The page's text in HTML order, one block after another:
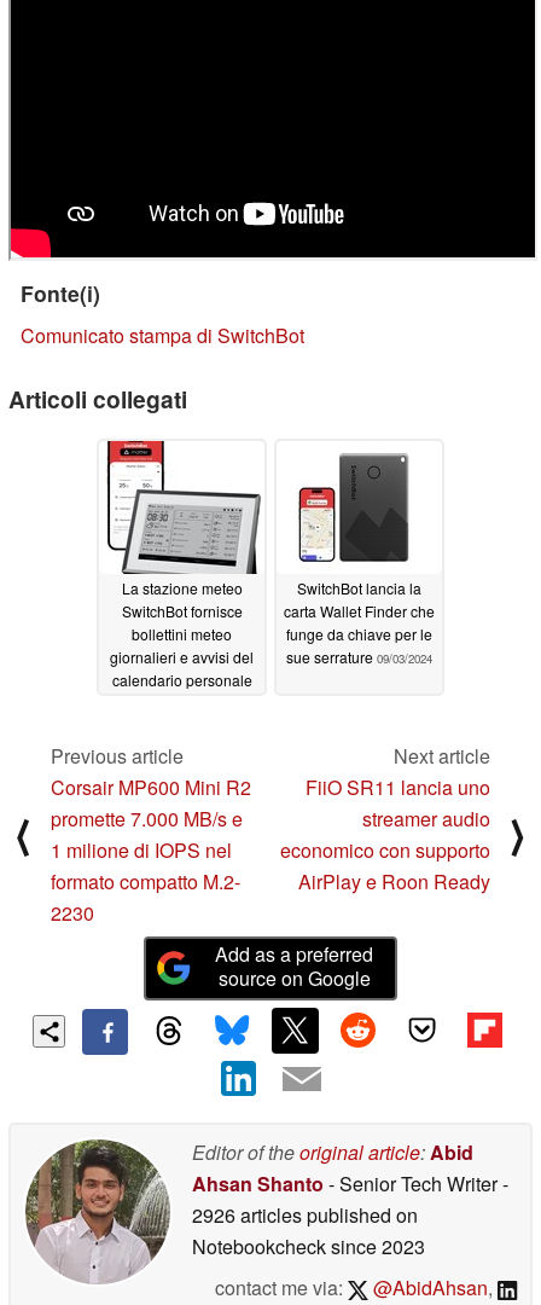
Fonte(i)
Comunicato stampa di SwitchBot
Articoli collegati
La stazione meteo
SwitchBot fornisce
bollettini meteo
giornalieri e avvisi del
calendario personale
06/03/2026
SwitchBot lancia la
carta Wallet Finder che
funge da chiave per le
sue serrature 09/03/2024
⟨
Previous article
Corsair MP600 Mini R2
promette 7.000 MB/s e
1 milione di IOPS nel
formato compatto M.2-
2230
Next article
FiiO SR11 lancia uno
streamer audio
economico con supporto
AirPlay e Roon Ready
⟩
Add as a preferred
source on Google
Editor of theoriginal article:Abid
Ahsan Shanto - Senior Tech Writer-
2926 articles published on
Notebookchecksince 2023
contact me via:
@AbidAhsan,